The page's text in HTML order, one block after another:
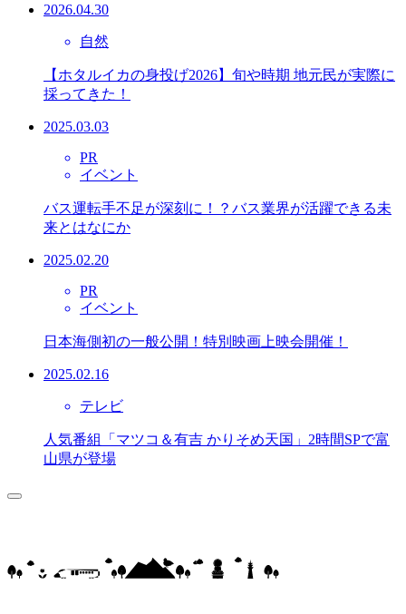
2026.04.30
自然
【ホタルイカの身投げ2026】旬や時期 地元民が実際に
採ってきた！
2025.03.03
PR
イベント
バス運転手不足が深刻に！？バス業界が活躍できる未
来とはなにか
2025.02.20
PR
イベント
日本海側初の一般公開！特別映画上映会開催！
2025.02.16
テレビ
人気番組「マツコ＆有吉 かりそめ天国」2時間SPで富
山県が登場